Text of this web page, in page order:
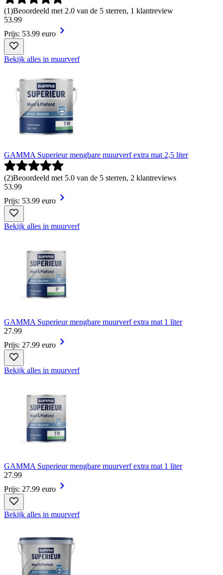
(1)Beoordeeld met 2.0 van de 5 sterren, 1 klantreview
53.99
Prijs: 53.99 euro
Bekijk alles in muurverf
GAMMA Superieur mengbare muurverf extra mat 2,5 liter
(2)Beoordeeld met 5.0 van de 5 sterren, 2 klantreviews
53.99
Prijs: 53.99 euro
Bekijk alles in muurverf
GAMMA Superieur mengbare muurverf extra mat 1 liter
27.99
Prijs: 27.99 euro
Bekijk alles in muurverf
GAMMA Superieur mengbare muurverf extra mat 1 liter
27.99
Prijs: 27.99 euro
Bekijk alles in muurverf